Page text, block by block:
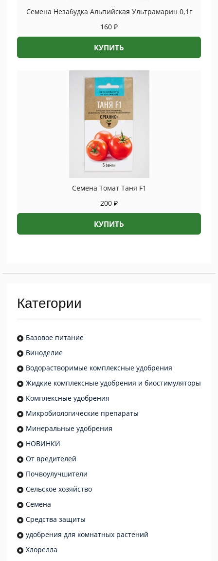
Семена Незабудка Альпийская Ультрамарин 0,1г
160 ₽
КУПИТЬ
Семена Томат Таня F1
200 ₽
КУПИТЬ
Категории
Базовое питание
Виноделие
Водорастворимые комплексные удобрения
Жидкие комплексные удобрения и биостимуляторы
Комплексные удобрения
Микробиологические препараты
Минеральные удобрения
НОВИНКИ
От вредителей
Почвоулучшители
Сельское хозяйство
Семена
Средства защиты
удобрения для комнатных растений
Хлорелла